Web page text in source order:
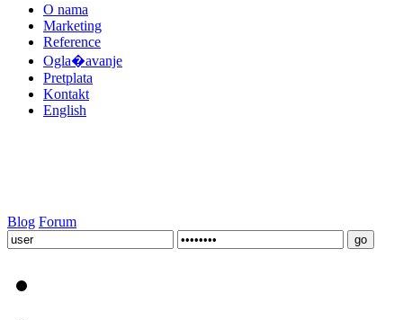
O nama
Marketing
Reference
Ogla�avanje
Pretplata
Kontakt
English
Blog Forum